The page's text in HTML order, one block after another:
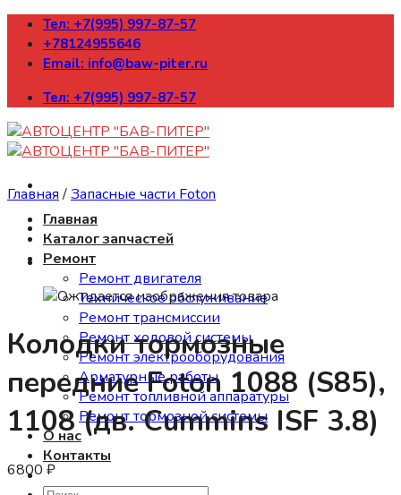
Skip
content
Тел: +7(995) 997-87-57
+78124955646
Email: info@baw-piter.ru
Тел: +7(995) 997-87-57
Главная
Каталог запчастей
Ремонт
Ремонт двигателя
Техническое обслуживание
Ремонт трансмиссии
Ремонт ходовой системы
Ремонт электрооборудования
Арматурные работы
Ремонт топливной аппаратуры
Ремонт тормозной системы
О нас
Контакты
Главная /Запасные части Foton
Колодки тормозные
передние Foton 1088 (S85),
1108 (дв. Cummins ISF 3.8)
6800 ₽